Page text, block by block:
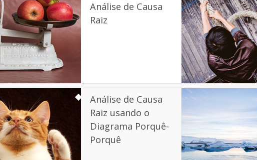
Análise de Causa
Raiz
Análise de Causa
Raiz usando o
Diagrama Porquê-
Porquê